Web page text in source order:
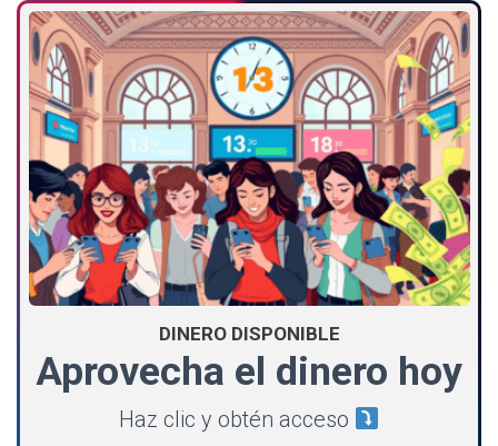
DINERO DISPONIBLE
Aprovecha el dinero hoy
Haz clic y obtén acceso